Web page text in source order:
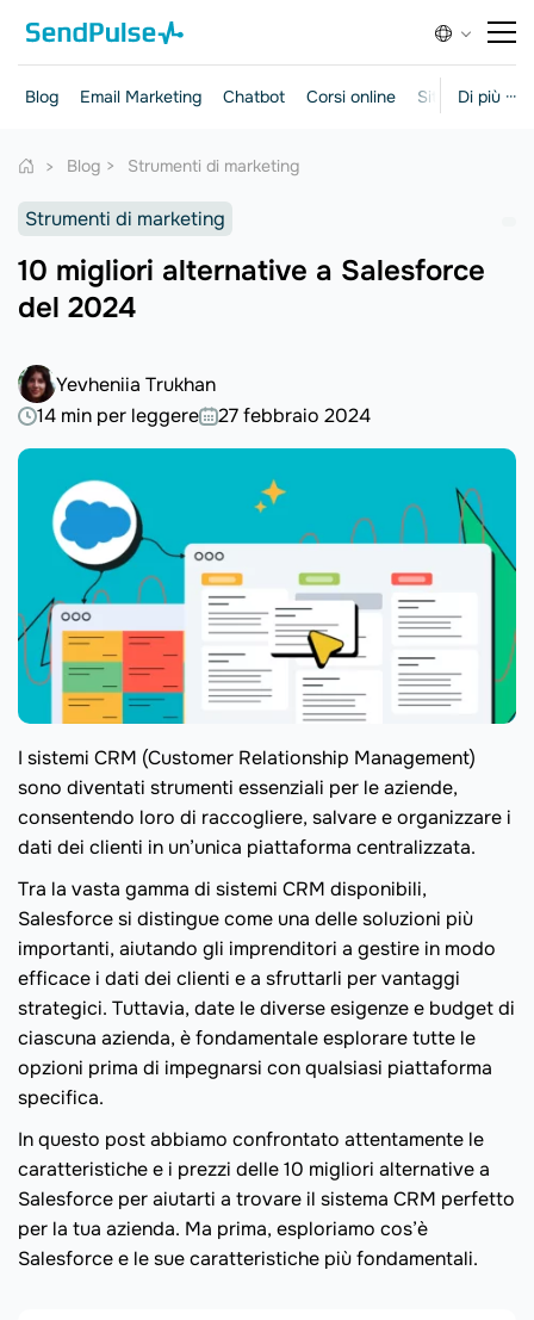
Di più ···
Blog Email Marketing Chatbot Corsi online Siti web
Blog Strumenti di marketing
Strumenti di marketing
10 migliori alternative a Salesforce
del 2024
Yevheniia Trukhan
14 min per leggere
27 febbraio 2024
I sistemi CRM (Customer Relationship Management)
sono diventati strumenti essenziali per le aziende,
consentendo loro di raccogliere, salvare e organizzare i
dati dei clienti in un’unica piattaforma centralizzata.
Tra la vasta gamma di sistemi CRM disponibili,
Salesforce si distingue come una delle soluzioni più
importanti, aiutando gli imprenditori a gestire in modo
efficace i dati dei clienti e a sfruttarli per vantaggi
strategici. Tuttavia, date le diverse esigenze e budget di
ciascuna azienda, è fondamentale esplorare tutte le
opzioni prima di impegnarsi con qualsiasi piattaforma
specifica.
In questo post abbiamo confrontato attentamente le
caratteristiche e i prezzi delle 10 migliori alternative a
Salesforce per aiutarti a trovare il sistema CRM perfetto
per la tua azienda. Ma prima, esploriamo cos’è
Salesforce e le sue caratteristiche più fondamentali.